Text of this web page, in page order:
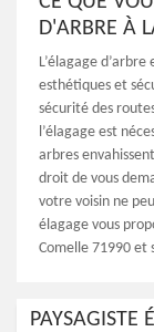
D'ARBRE À
L’élagage
esthétiques et
sécurité des
l’élagage est
arbres
droit de vous
votre voisin ne
élagage vous
Comelle 71990 et
PAYSAGISTE